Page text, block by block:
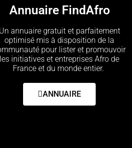
Annuaire FindAfro
annuaire gratuit et parfaitement
optimisé mis à disposition de la
pour lister et promouvoir
les initiatives et entreprises Afro de
France et du monde entier.
ANNUAIRE